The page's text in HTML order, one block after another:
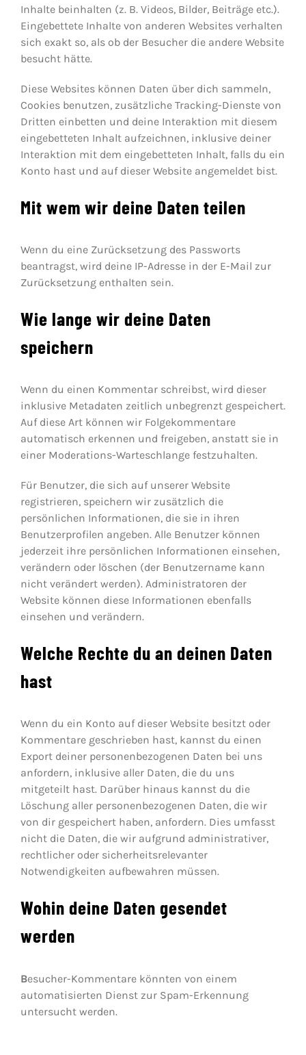
Inhalte beinhalten (z. B. Videos, Bilder, Beiträge etc.).
Eingebettete Inhalte von anderen Websites verhalten
sich exakt so, als ob der Besucher die andere Website
besucht hätte.
Diese Websites können Daten über dich sammeln,
Cookies benutzen, zusätzliche Tracking-Dienste von
Dritten einbetten und deine Interaktion mit diesem
eingebetteten Inhalt aufzeichnen, inklusive deiner
Interaktion mit dem eingebetteten Inhalt, falls du ein
Konto hast und auf dieser Website angemeldet bist.
Mit wem wir deine Daten teilen
Wenn du eine Zurücksetzung des Passworts
beantragst, wird deine IP-Adresse in der E-Mail zur
Zurücksetzung enthalten sein.
Wie lange wir deine Daten
speichern
Wenn du einen Kommentar schreibst, wird dieser
inklusive Metadaten zeitlich unbegrenzt gespeichert.
Auf diese Art können wir Folgekommentare
automatisch erkennen und freigeben, anstatt sie in
einer Moderations-Warteschlange festzuhalten.
Für Benutzer, die sich auf unserer Website
registrieren, speichern wir zusätzlich die
persönlichen Informationen, die sie in ihren
Benutzerprofilen angeben. Alle Benutzer können
jederzeit ihre persönlichen Informationen einsehen,
verändern oder löschen (der Benutzername kann
nicht verändert werden). Administratoren der
Website können diese Informationen ebenfalls
einsehen und verändern.
Welche Rechte du an deinen Daten
hast
Wenn du ein Konto auf dieser Website besitzt oder
Kommentare geschrieben hast, kannst du einen
Export deiner personenbezogenen Daten bei uns
anfordern, inklusive aller Daten, die du uns
mitgeteilt hast. Darüber hinaus kannst du die
Löschung aller personenbezogenen Daten, die wir
von dir gespeichert haben, anfordern. Dies umfasst
nicht die Daten, die wir aufgrund administrativer,
rechtlicher oder sicherheitsrelevanter
Notwendigkeiten aufbewahren müssen.
Wohin deine Daten gesendet
werden
Besucher-Kommentare könnten von einem
automatisierten Dienst zur Spam-Erkennung
untersucht werden.